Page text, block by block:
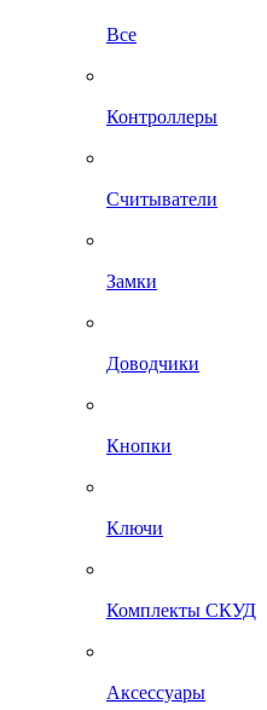
Все
Контроллеры
Считыватели
Замки
Доводчики
Кнопки
Ключи
Комплекты СКУД
Аксессуары